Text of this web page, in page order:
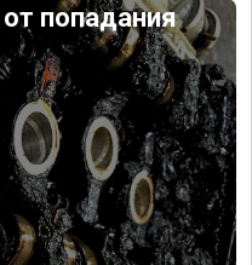
попадания